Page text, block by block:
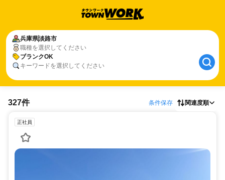
兵庫県淡路市
職種を選択してください
ブランクOK
キーワードを選択してください
327件 条件保存 関連度順
正社員